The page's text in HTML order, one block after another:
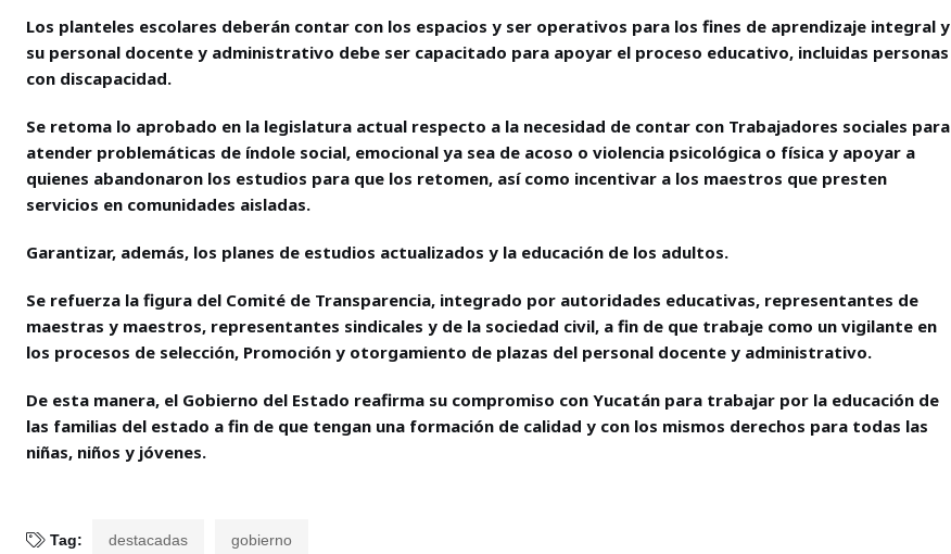
Los planteles escolares deberán contar con los espacios y ser operativos para los fines de aprendizaje integral y
su personal docente y administrativo debe ser capacitado para apoyar el proceso educativo, incluidas personas
con discapacidad.
Se retoma lo aprobado en la legislatura actual respecto a la necesidad de contar con Trabajadores sociales para
atender problemáticas de índole social, emocional ya sea de acoso o violencia psicológica o física y apoyar a
quienes abandonaron los estudios para que los retomen, así como incentivar a los maestros que presten
servicios en comunidades aisladas.
Garantizar, además, los planes de estudios actualizados y la educación de los adultos.
Se refuerza la figura del Comité de Transparencia, integrado por autoridades educativas, representantes de
maestras y maestros, representantes sindicales y de la sociedad civil, a fin de que trabaje como un vigilante en
los procesos de selección, Promoción y otorgamiento de plazas del personal docente y administrativo.
De esta manera, el Gobierno del Estado reafirma su compromiso con Yucatán para trabajar por la educación de
las familias del estado a fin de que tengan una formación de calidad y con los mismos derechos para todas las
niñas, niños y jóvenes.
Tag: destacadas gobierno